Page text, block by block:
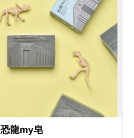
恐龍my皂